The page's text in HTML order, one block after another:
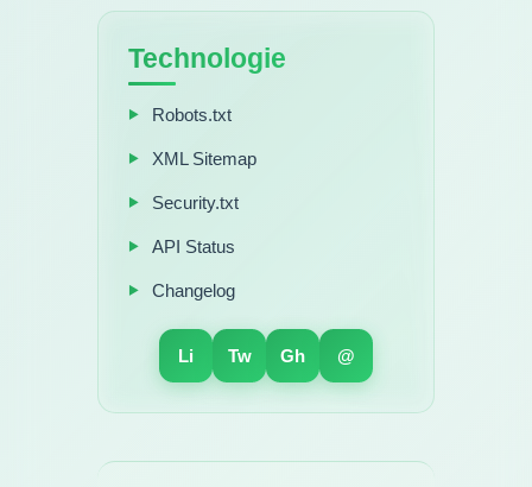
Technologie
Robots.txt
XML Sitemap
Security.txt
API Status
Changelog
Li Tw Gh @